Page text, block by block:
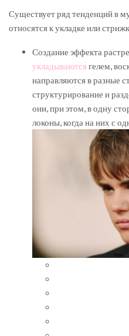
Существует ряд тенденций в
относятся к укладке или
Создание эффекта
укладываются гелем,
направляются в разные
структурирование и
они, при этом, в одну
локоны, когда на них с